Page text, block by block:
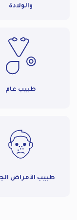
والولادة
طبيب عام
طبيب الأمراض